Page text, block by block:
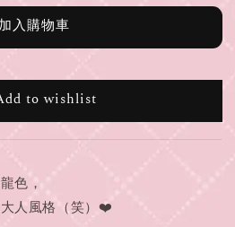
入購物車
to wishlist
色，
人風格（笑）❤️